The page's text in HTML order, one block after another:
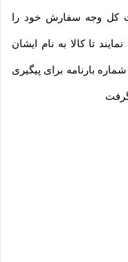
کل وجه سفارش خود را
تا کالا به نام ایشان
بارنامه برای پیگیری